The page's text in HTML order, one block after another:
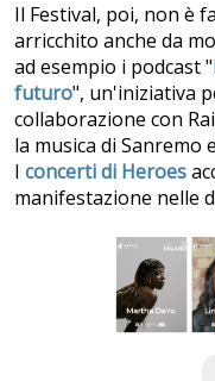
Il Festival, poi, non è
arricchito anche da
ad esempio i podcast "
futuro", un'iniziativa
collaborazione con
la musica di Sanremo
I concerti di Heroes
manifestazione nelle